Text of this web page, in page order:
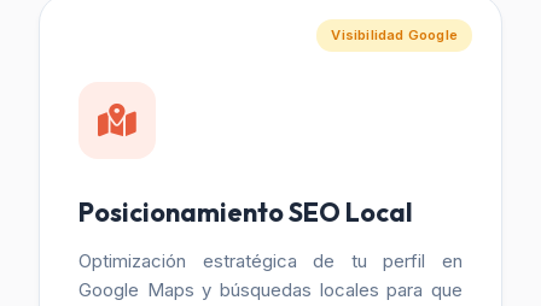
Visibilidad Google
Posicionamiento SEO Local
Optimización estratégica de tu perfil en
Google Maps y búsquedas locales para que